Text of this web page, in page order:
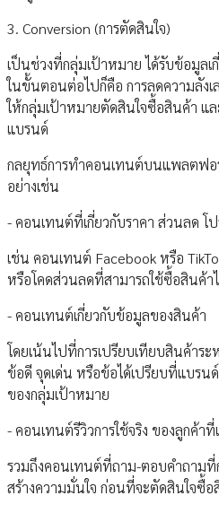
3. Conversion (การตัดสินใจ)
เป็นช่วงที่กลุ่มเป้าหมาย ได้รับข้อมูล
ในขั้นตอนต่อไปก็คือ การลดความลัง
ให้กลุ่มเป้าหมายตัดสินใจซื้อสินค้า แ
แบรนด์
กลยุทธ์การทำคอนเทนต์บนแพลตฟอ
อย่างเช่น
- คอนเทนต์ที่เกี่ยวกับราคา ส่วนลด โ
เช่น คอนเทนต์ Facebook หรือ
หรือโคดส่วนลดที่สามารถใช้ซื้อสินค้
- คอนเทนต์เกี่ยวกับข้อมูลของสินค้า
โดยเน้นไปที่การเปรียบเทียบสินค้าร
ข้อดี จุดเด่น หรือข้อได้เปรียบที่แบรน
ของกลุ่มเป้าหมาย
- คอนเทนต์รีวิวการใช้จริง ของลูกค้า
รวมถึงคอนเทนต์ที่ถาม-ตอบคำถาม
สร้างความมั่นใจ ก่อนที่จะตัดสินใจซื้อ